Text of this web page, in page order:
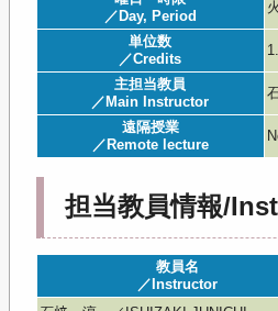
／Day, Period
単位数
／Credits
主担当教員
／Main Instructor
遠隔授業
／Remote lecture
担当教員情報/
教員名
／Instructor